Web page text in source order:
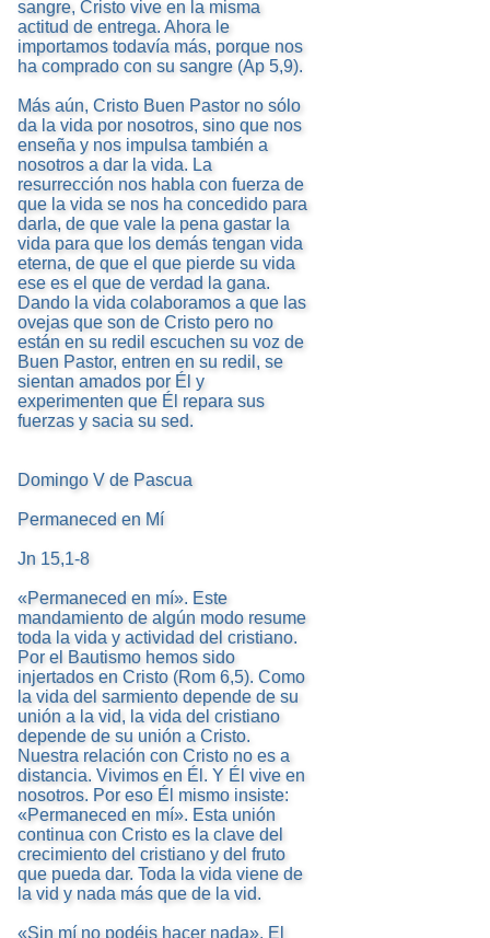
sangre, Cristo vive en la misma
actitud de entrega. Ahora le
importamos todavía más, porque nos
ha comprado con su sangre (Ap 5,9).
Más aún, Cristo Buen Pastor no sólo
da la vida por nosotros, sino que nos
enseña y nos impulsa también a
nosotros a dar la vida. La
resurrección nos habla con fuerza de
que la vida se nos ha concedido para
darla, de que vale la pena gastar la
vida para que los demás tengan vida
eterna, de que el que pierde su vida
ese es el que de verdad la gana.
Dando la vida colaboramos a que las
ovejas que son de Cristo pero no
están en su redil escuchen su voz de
Buen Pastor, entren en su redil, se
sientan amados por Él y
experimenten que Él repara sus
fuerzas y sacia su sed.
Domingo V de Pascua
Permaneced en Mí
Jn 15,1-8
«Permaneced en mí». Este
mandamiento de algún modo resume
toda la vida y actividad del cristiano.
Por el Bautismo hemos sido
injertados en Cristo (Rom 6,5). Como
la vida del sarmiento depende de su
unión a la vid, la vida del cristiano
depende de su unión a Cristo.
Nuestra relación con Cristo no es a
distancia. Vivimos en Él. Y Él vive en
nosotros. Por eso Él mismo insiste:
«Permaneced en mí». Esta unión
continua con Cristo es la clave del
crecimiento del cristiano y del fruto
que pueda dar. Toda la vida viene de
la vid y nada más que de la vid.
«Sin mí no podéis hacer nada». El